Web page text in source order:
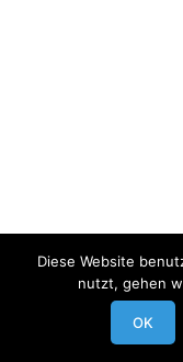
modrowgrafie.de © 2023 |
Businessportraits
Diese Website
nutzt, gehen
OK